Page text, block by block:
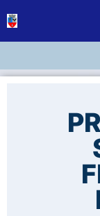
conținut